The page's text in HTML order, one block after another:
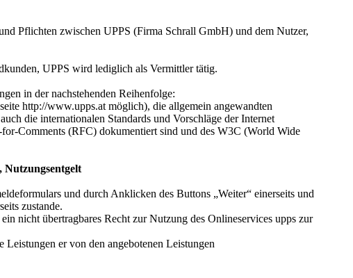
Pflichten zwischen UPPS (Firma Schrall GmbH) und dem Nutzer,
UPPS wird lediglich als Vermittler tätig.
in der nachstehenden Reihenfolge:
http://www.upps.at möglich), die allgemein angewandten
die internationalen Standards und Vorschläge der Internet
Comments (RFC) dokumentiert sind und des W3C (World Wide
Nutzungsentgelt
und durch Anklicken des Buttons „Weiter“ einerseits und
zustande.
nicht übertragbares Recht zur Nutzung des Onlineservices upps zur
er von den angebotenen Leistungen